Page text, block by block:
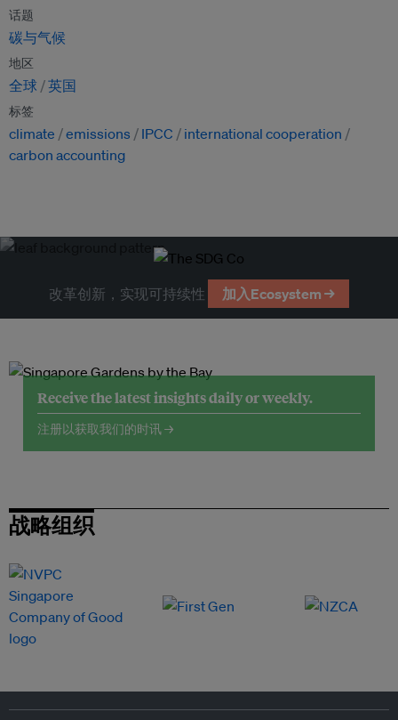
话题
碳与气候
地区
全球 英国
标签
climate emissions IPCC
international cooperation
carbon accounting
改革创新，实现可持续性 加入Ecosystem →
Receive the latest insights daily or weekly.
注册以获取我们的时讯 →
战略组织